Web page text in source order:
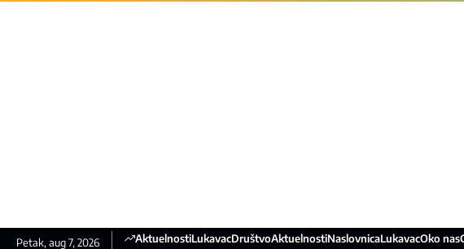
Petak, aug 7, 2026 AktuelnostiLukavacDruštvoAktuelnostiNaslovnicaLukavacOko nas